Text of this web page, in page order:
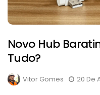
Novo Hub
Tudo?
Vitor Gomes 20 De